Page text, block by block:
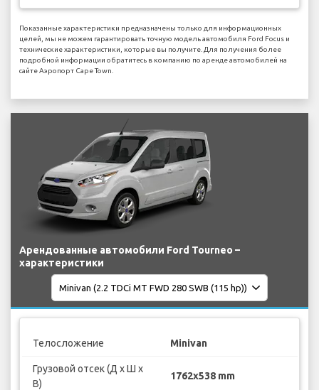
Показанные характеристики предназначены только для информационных
целей, мы не можем гарантировать точную модель автомобиля Ford Focus и
технические характеристики, которые вы получите. Для получения более
подробной информации обратитесь в компанию по аренде автомобилей на
сайте Аэропорт Cape Town.
Арендованные автомобили Ford Tourneo –
характеристики
Телосложение Minivan
Грузовой отсек (Д х Ш х
В)
1762x538 mm